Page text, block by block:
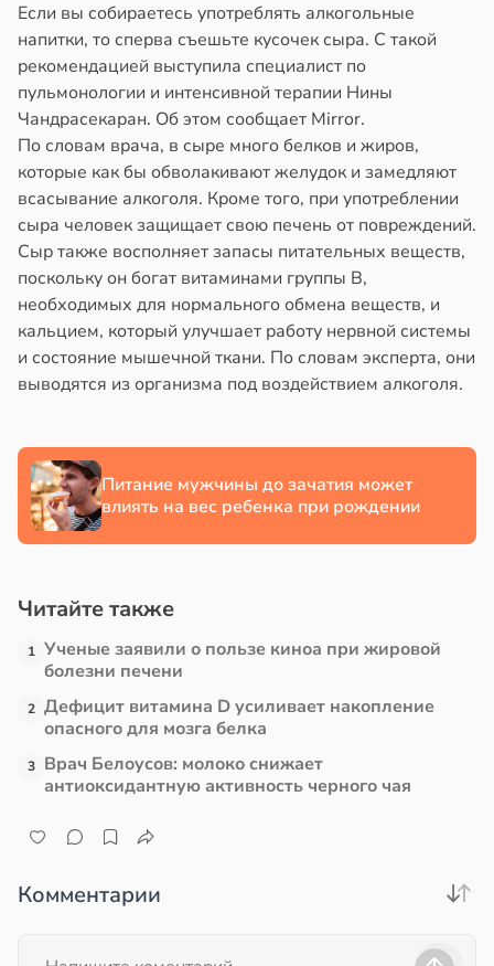
Если вы собираетесь употреблять алкогольные
напитки, то сперва съешьте кусочек сыра. С такой
рекомендацией выступила специалист по
пульмонологии и интенсивной терапии Нины
Чандрасекаран. Об этом сообщает Mirror.
По словам врача, в сыре много белков и жиров,
которые как бы обволакивают желудок и замедляют
всасывание алкоголя. Кроме того, при употреблении
сыра человек защищает свою печень от повреждений.
Сыр также восполняет запасы питательных веществ,
поскольку он богат витаминами группы B,
необходимых для нормального обмена веществ, и
кальцием, который улучшает работу нервной системы
и состояние мышечной ткани. По словам эксперта, они
выводятся из организма под воздействием алкоголя.
Питание мужчины до зачатия может
влиять на вес ребенка при рождении
Читайте также
1 Ученые заявили о пользе киноа при жировой
болезни печени
2 Дефицит витамина D усиливает накопление
опасного для мозга белка
3 Врач Белоусов: молоко снижает
антиоксидантную активность черного чая
Комментарии